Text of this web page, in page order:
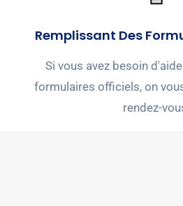
Remplissant Des
Si vous avez besoin
formulaires officiels, on
rendez-